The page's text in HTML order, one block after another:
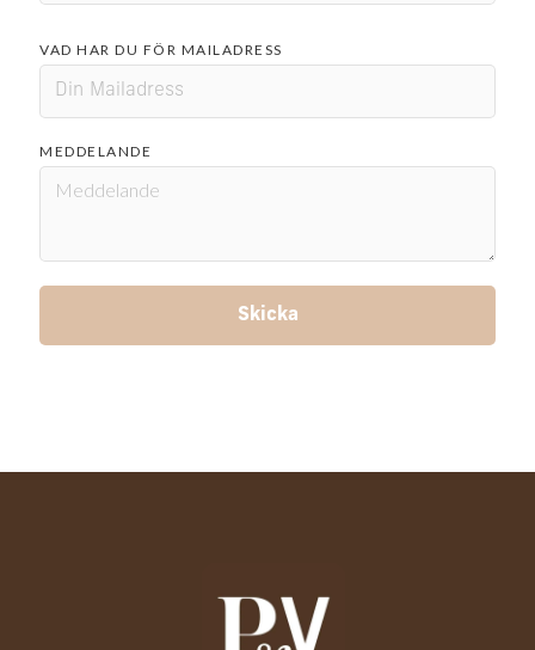
VAD HAR DU FÖR MAILADRESS
MEDDELANDE